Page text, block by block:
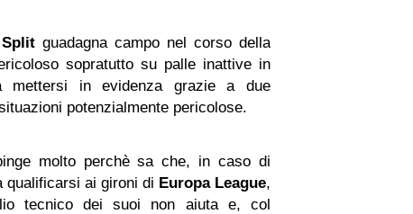
Split guadagna campo nel corso della
sopratutto su palle inattive in
mettersi in evidenza grazie a due
potenzialmente pericolose.
molto perchè sa che, in caso di
qualificarsi ai gironi di Europa League,
tecnico dei suoi non aiuta e, col